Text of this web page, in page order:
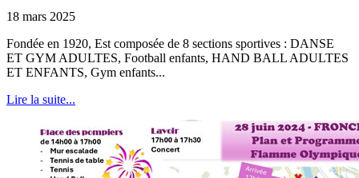
18 mars 2025
Fondée en 1920, Est composée de 8 sections sportives : DANSE
ET GYM ADULTES, Football enfants, HAND BALL ADULTES
ET ENFANTS, Gym enfants...
Lire la suite...